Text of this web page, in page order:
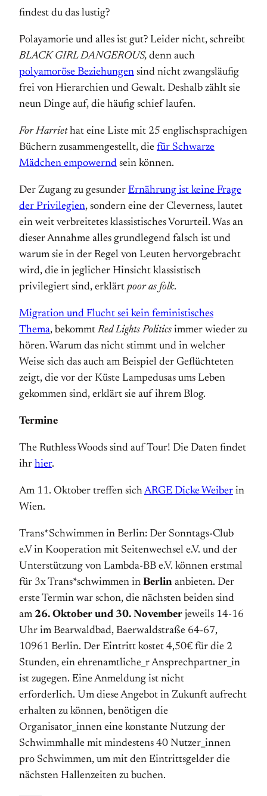
findest du das lustig?
Polayamorie und alles ist gut? Leider nicht, schreibt
BLACK GIRL DANGEROUS, denn auch
polyamoröse Beziehungen sind nicht zwangsläufig
frei von Hierarchien und Gewalt. Deshalb zählt sie
neun Dinge auf, die häufig schief laufen.
For Harriethat eine Liste mit 25 englischsprachigen
Büchern zusammengestellt, die für Schwarze
Mädchen empowernd sein können.
Der Zugang zu gesunder Ernährung ist keine Frage
der Privilegien, sondern eine der Cleverness, lautet
ein weit verbreitetes klassistisches Vorurteil. Was an
dieser Annahme alles grundlegend falsch ist und
warum sie in der Regel von Leuten hervorgebracht
wird, die in jeglicher Hinsicht klassistisch
privilegiert sind, erklärt poor as folk.
Migration und Flucht sei kein feministisches
Thema, bekommt Red Lights Politics immer wieder zu
hören. Warum das nicht stimmt und in welcher
Weise sich das auch am Beispiel der Geflüchteten
zeigt, die vor der Küste Lampedusas ums Leben
gekommen sind, erklärt sie auf ihrem Blog.
Termine
The Ruthless Woods sind auf Tour! Die Daten findet
ihr hier.
Am 11. Oktober treffen sichARGE Dicke Weiber in
Wien.
Trans*Schwimmen in Berlin: Der Sonntags-Club
e.V in Kooperation mit Seitenwechsel e.V. und der
Unterstützung von Lambda-BB e.V. können erstmal
für 3x Trans*schwimmen in Berlin anbieten. Der
erste Termin war schon, die nächsten beiden sind
am 26. Oktober und 30. November jeweils 14-16
Uhr im Bearwaldbad, Baerwaldstraße 64-67,
10961 Berlin. Der Eintritt kostet 4,50€ für die 2
Stunden, ein ehrenamtliche_r Ansprechpartner_in
ist zugegen. Eine Anmeldung ist nicht
erforderlich. Um diese Angebot in Zukunft aufrecht
erhalten zu können, benötigen die
Organisator_innen eine konstante Nutzung der
Schwimmhalle mit mindestens 40 Nutzer_innen
pro Schwimmen, um mit den Eintrittsgelder die
nächsten Hallenzeiten zu buchen.